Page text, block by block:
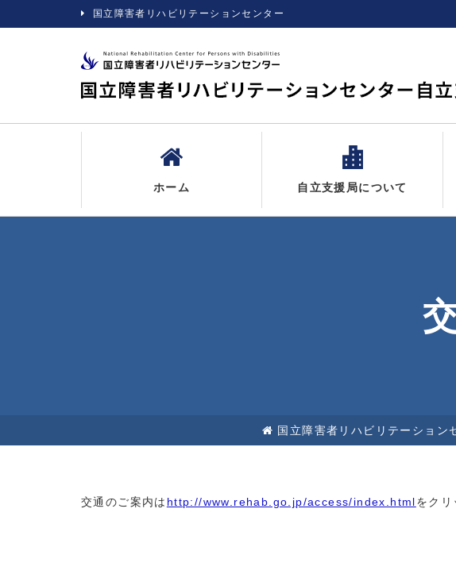
国立障害者リハビリテーションセンター
ホーム 自立支援局について
国立障害者リハビリテーション
交通のご案内は http://www.rehab.go.jp/access/index.htmlをクリ